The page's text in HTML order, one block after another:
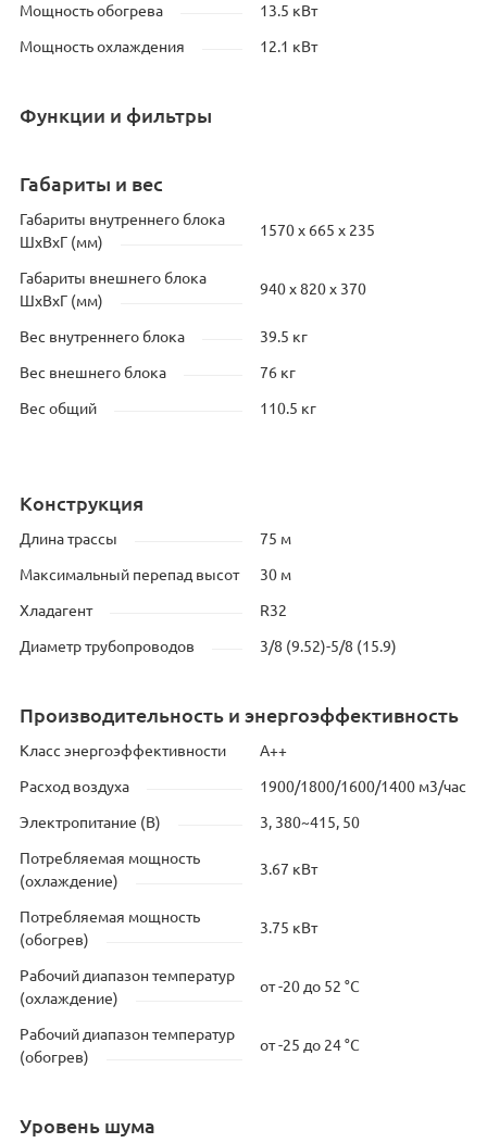
Мощность обогрева 13.5 кВт
Мощность охлаждения 12.1 кВт
Функции и фильтры
Габариты и вес
Габариты внутреннего блока
ШхВхГ (мм)
1570 х 665 х 235
Габариты внешнего блока
ШхВхГ (мм)
940 х 820 х 370
Вес внутреннего блока 39.5 кг
Вес внешнего блока 76 кг
Вес общий 110.5 кг
Конструкция
Длина трассы 75 м
Максимальный перепад высот 30 м
Хладагент R32
Диаметр трубопроводов 3/8 (9.52)-5/8 (15.9)
Производительность и энергоэффективность
Класс энергоэффективности А++
Расход воздуха 1900/1800/1600/1400 м3/час
Электропитание (В) 3, 380~415, 50
Потребляемая мощность
(охлаждение)
3.67 кВт
Потребляемая мощность
(обогрев)
3.75 кВт
Рабочий диапазон температур
(охлаждение)
от -20 до 52 °C
Рабочий диапазон температур
(обогрев)
от -25 до 24 °C
Уровень шума